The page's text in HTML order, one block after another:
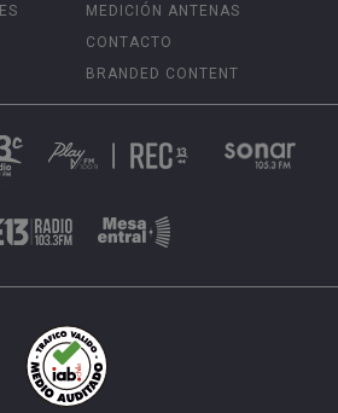
MEDICIÓN ANTENAS
CONTACTO
BRANDED CONTENT